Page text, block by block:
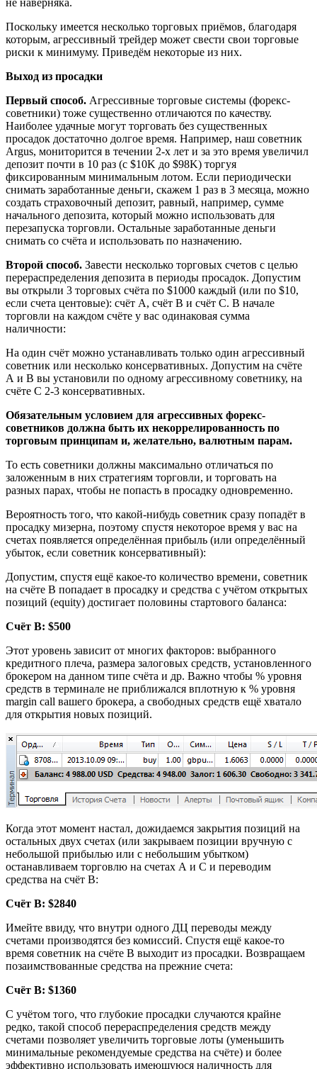
не наверняка.
Поскольку имеется несколько торговых приёмов, благодаря
которым, агрессивный трейдер может свести свои торговые
риски к минимуму. Приведём некоторые из них.
Выход из просадки
Первый способ. Агрессивные торговые системы (форекс-
советники) тоже существенно отличаются по качеству.
Наиболее удачные могут торговать без существенных
просадок достаточно долгое время. Например, наш советник
Argus, мониторится в течении 2-х лет и за это время увеличил
депозит почти в 10 раз (с $10K до $98K) торгуя
фиксированным минимальным лотом. Если периодически
снимать заработанные деньги, скажем 1 раз в 3 месяца, можно
создать страховочный депозит, равный, например, сумме
начального депозита, который можно использовать для
перезапуска торговли. Остальные заработанные деньги
снимать со счёта и использовать по назначению.
Второй способ. Завести несколько торговых счетов с целью
перераспределения депозита в периоды просадок. Допустим
вы открыли 3 торговых счёта по $1000 каждый (или по $10,
если счета центовые): счёт А, счёт В и счёт С. В начале
торговли на каждом счёте у вас одинаковая сумма
наличности:
На один счёт можно устанавливать только один агрессивный
советник или несколько консервативных. Допустим на счёте
А и В вы установили по одному агрессивному советнику, на
счёте С 2-3 консервативных.
Обязательным условием для агрессивных форекс-
советников должна быть их некоррелированность по
торговым принципам и, желательно, валютным парам.
То есть советники должны максимально отличаться по
заложенным в них стратегиям торговли, и торговать на
разных парах, чтобы не попасть в просадку одновременно.
Вероятность того, что какой-нибудь советник сразу попадёт в
просадку мизерна, поэтому спустя некоторое время у вас на
счетах появляется определённая прибыль (или определённый
убыток, если советник консервативный):
Допустим, спустя ещё какое-то количество времени, советник
на счёте В попадает в просадку и средства с учётом открытых
позиций (equity) достигает половины стартового баланса:
Счёт В: $500
Этот уровень зависит от многих факторов: выбранного
кредитного плеча, размера залоговых средств, установленного
брокером на данном типе счёта и др. Важно чтобы % уровня
средств в терминале не приближался вплотную к % уровня
margin call вашего брокера, а свободных средств ещё хватало
для открытия новых позиций.
Когда этот момент настал, дожидаемся закрытия позиций на
остальных двух счетах (или закрываем позиции вручную с
небольшой прибылью или с небольшим убытком)
останавливаем торговлю на счетах А и С и переводим
средства на счёт В:
Счёт В: $2840
Имейте ввиду, что внутри одного ДЦ переводы между
счетами производятся без комиссий. Спустя ещё какое-то
время советник на счёте В выходит из просадки. Возвращаем
позаимствованные средства на прежние счета:
Счёт В: $1360
С учётом того, что глубокие просадки случаются крайне
редко, такой способ перераспределения средств между
счетами позволяет увеличить торговые лоты (уменьшить
минимальные рекомендуемые средства на счёте) и более
эффективно использовать имеющуюся наличность для